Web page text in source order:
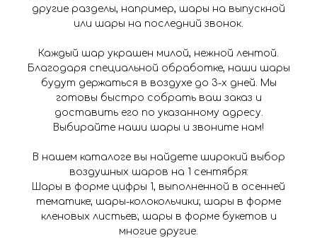
другие разделы, например, шары на выпускной
или шары на последний звонок.
Каждый шар украшен милой, нежной лентой.
Благодаря специальной обработке, наши шары
будут держаться в воздухе до 3-х дней. Мы
готовы быстро собрать ваш заказ и
доставить его по указанному адресу.
Выбирайте наши шары и звоните нам!
В нашем каталоге вы найдете широкий выбор
воздушных шаров на 1 сентября:
Шары в форме цифры 1, выполненной в осенней
тематике; шары-колокольчики; шары в форме
кленовых листьев; шары в форме букетов и
многие другие.